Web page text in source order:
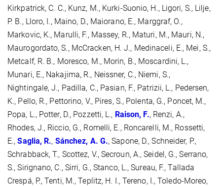
Kirkpatrick, C. C., Kunz, M., Kurki-Suonio, H., Ligori, S., Lilje,
P. B., Lloro, I., Maino, D., Maiorano, E., Marggraf, O.,
Markovic, K., Marulli, F., Massey, R., Maturi, M., Mauri, N.,
Maurogordato, S., McCracken, H. J., Medinaceli, E., Mei, S.,
Metcalf, R. B., Moresco, M., Morin, B., Moscardini, L.,
Munari, E., Nakajima, R., Neissner, C., Niemi, S.,
Nightingale, J., Padilla, C., Pasian, F., Patrizii, L., Pedersen,
K., Pello, R., Pettorino, V., Pires, S., Polenta, G., Poncet, M.,
Popa, L., Potter, D., Pozzetti, L., Raison, F., Renzi, A.,
Rhodes, J., Riccio, G., Romelli, E., Roncarelli, M., Rossetti,
E.,Saglia, R., Sánchez, A. G., Sapone, D., Schneider, P.,
Schrabback, T., Scottez, V., Secroun, A., Seidel, G., Serrano,
S., Sirignano, C., Sirri, G., Stanco, L., Sureau, F., Tallada
Crespá, P., Tenti, M., Teplitz, H. I., Tereno, I., Toledo-Moreo,